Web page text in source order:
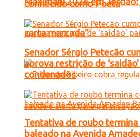
carta marcada”
conhecido como Poeta
Senador Sérgio Petecão
aprova restrição de
condenados
Tentativa de roubo
baleado na Avenida